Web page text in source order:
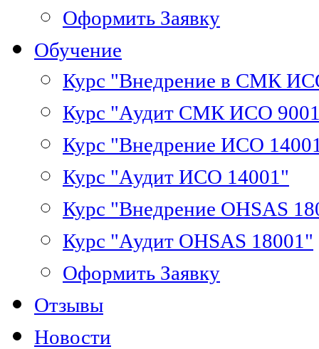
Оформить Заявку
Обучение
Курс "Внедрение в СМК
Курс "Аудит СМК ИСО
Курс "Внедрение ИСО
Курс "Аудит ИСО 14001"
Курс "Внедрение OHSAS
Курс "Аудит OHSAS 18001"
Оформить Заявку
Отзывы
Новости